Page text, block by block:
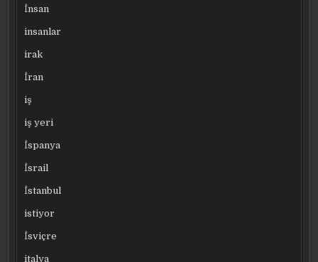
İnsan
insanlar
irak
İran
iş
iş yeri
İspanya
İsrail
İstanbul
istiyor
İsviçre
italya